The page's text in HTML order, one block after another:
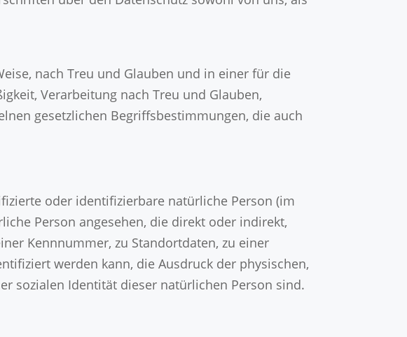
nach Treu und Glauben und in einer für die
Verarbeitung nach Treu und Glauben,
gesetzlichen Begriffsbestimmungen, die auch
oder identifizierbare natürliche Person (im
Person angesehen, die direkt oder indirekt,
Kennnummer, zu Standortdaten, zu einer
werden kann, die Ausdruck der physischen,
sozialen Identität dieser natürlichen Person sind.